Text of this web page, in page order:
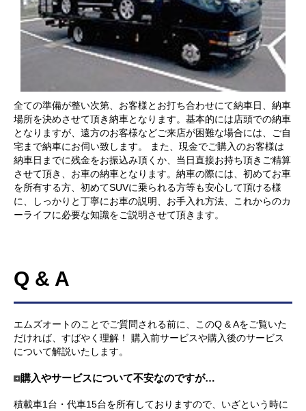
全ての準備が整い次第、お客様とお打ち合わせにて納車日、納車
場所を決めさせて頂き納車となります。基本的には店頭での納車
となりますが、遠方のお客様などご来店が困難な場合には、ご自
宅まで納車にお伺い致します。 また、現金でご購入のお客様は
納車日までに残金をお振込み頂くか、当日直接お持ち頂きご精算
させて頂き、お車の納車となります。納車の際には、初めてお車
を所有する方、初めてSUVに乗られる方等も安心して頂ける様
に、しっかりと丁寧にお車の説明、お手入れ方法、これからのカ
ーライフに必要な知識をご説明させて頂きます。
Q & A
エムズオートのことでご質問される前に、このQ & Aをご覧いた
だければ、すばやく理解！ 購入前サービスや購入後のサービス
について解説いたします。
購入やサービスについて不安なのですが…
積載車1台・代車15台を所有しておりますので、いざという時に